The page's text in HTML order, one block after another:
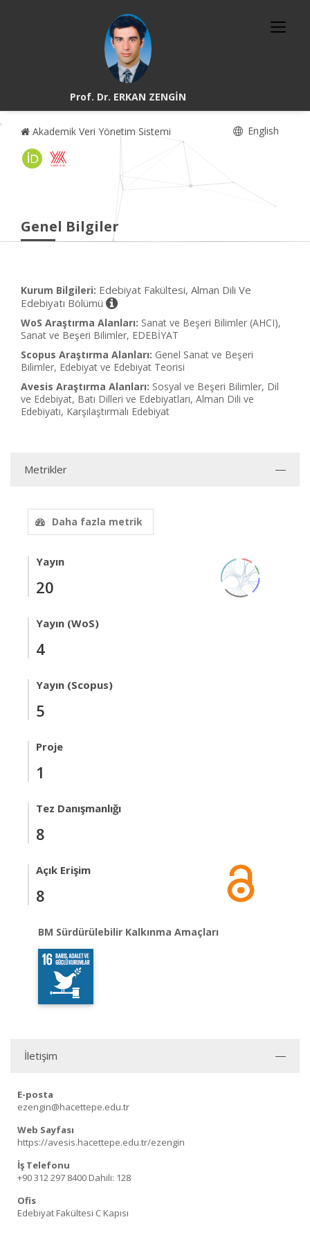
Prof. Dr. ERKAN ZENGİN
Akademik Veri Yönetim Sistemi English
Genel Bilgiler
Kurum Bilgileri: Edebiyat Fakültesi, Alman Dili Ve
Edebiyatı Bölümü
WoS Araştırma Alanları: Sanat ve Beşeri Bilimler (AHCI),
Sanat ve Beşeri Bilimler, EDEBİYAT
Scopus Araştırma Alanları: Genel Sanat ve Beşeri
Bilimler, Edebiyat ve Edebiyat Teorisi
Avesis Araştırma Alanları: Sosyal ve Beşeri Bilimler, Dil
ve Edebiyat, Batı Dilleri ve Edebiyatları, Alman Dili ve
Edebiyatı, Karşılaştırmalı Edebiyat
Metrikler
Daha fazla metrik
Yayın
20
Yayın (WoS)
4
Yayın (Scopus)
5
Proje
1
Tez Danışmanlığı
8
Açık Erişim
8
BM Sürdürülebilir Kalkınma Amaçları
İletişim
E-posta
ezengin@hacettepe.edu.tr
Web Sayfası
https://avesis.hacettepe.edu.tr/ezengin
İş Telefonu
+90 312 297 8400 Dahili: 128
Ofis
Edebiyat Fakültesi C Kapısı